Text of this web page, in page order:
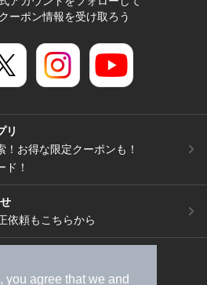
you agree that we and
ーポン情報を受け取ろう
リ
！お得な限定クーポンも！
ド！
依頼もこちらから
請求）
広告出稿のご案内